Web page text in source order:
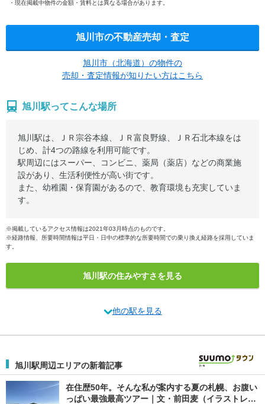
現在掲載中物件の金額・賃料とは異なる場合があります。
旭川市の不動産売却・査定
旭川市（北海道）の物件の
売却・査定情報が知りたい方はこちら
旭川駅ってこんな場所
旭川駅は、ＪＲ宗谷本線、ＪＲ富良野線、ＪＲ石北本線をは
じめ、計4つの路線を利用可能です。
駅周辺にはスーパー、コンビニ、薬局（薬店）などの商業施
設があり、生活利便性が高い街です。
また、幼稚園・保育園があるので、教育環境も充実していま
す。
※掲載しているアクセス情報は2021年03月時点のものです。
※経路情報、所要時間情報は平日・日中の標準的な所要時間での乗り換え経路を採用していま
す。
旭川駅の住みやすさを見る
他の駅を見る
旭川駅周辺エリアの新着記事
在住歴50年。そんな私が案内する夏の札幌、お腹い
っぱい最強最高ツアー｜文・前田麦（イラストレー